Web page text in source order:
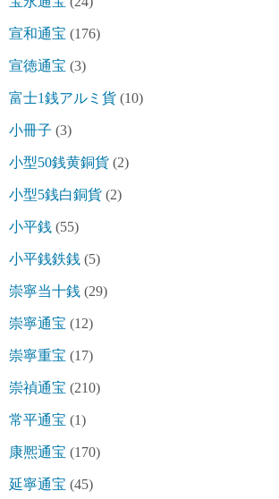
宣和通宝 (176)
宣徳通宝 (3)
富士1銭アルミ貨 (10)
小冊子 (3)
小型50銭黄銅貨 (2)
小型5銭白銅貨 (2)
小平銭 (55)
小平銭鉄銭 (5)
崇寧当十銭 (29)
崇寧通宝 (12)
崇寧重宝 (17)
崇禎通宝 (210)
常平通宝 (1)
康熈通宝 (170)
延寧通宝 (45)